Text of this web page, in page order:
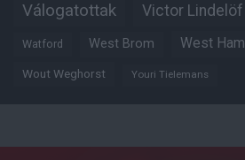
Válogatottak Victor Lindelöf
Watford West Brom West Ham
Wout Weghorst Youri Tielemans